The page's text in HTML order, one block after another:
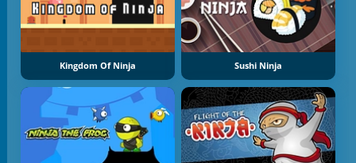
Kingdom Of Ninja Sushi Ninja